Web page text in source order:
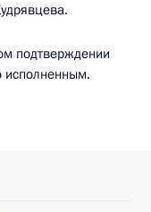
подтверждении
исполненным.